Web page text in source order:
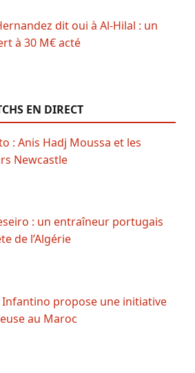
dit oui à Al-Hilal : un
à 30 M€ acté
EN DIRECT
: Anis Hadj Moussa et les
Newcastle
: un entraîneur portugais
de l’Algérie
Infantino propose une initiative
au Maroc